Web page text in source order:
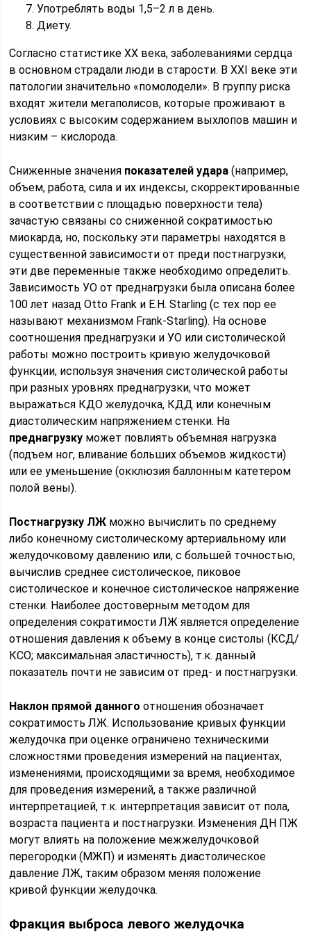
Употреблять воды 1,5–2 л в день.
Диету.
Согласно статистике ХХ века, заболеваниями сердца
в основном страдали люди в старости. В ХХI веке эти
патологии значительно «помолодели». В группу риска
входят жители мегаполисов, которые проживают в
условиях с высоким содержанием выхлопов машин и
низким – кислорода.
Сниженные значения показателей удара (например,
объем, работа, сила и их индексы, скорректированные
в соответствии с площадью поверхности тела)
зачастую связаны со сниженной сократимостью
миокарда, но, поскольку эти параметры находятся в
существенной зависимости от преди постнагрузки,
эти две переменные также необходимо определить.
Зависимость УО от преднагрузки была описана более
100 лет назад Otto Frank и Е.Н. Starling (с тех пор ее
называют механизмом Frank-Starling). На основе
соотношения преднагрузки и УО или систолической
работы можно построить кривую желудочковой
функции, используя значения систолической работы
при разных уровнях преднагрузки, что может
выражаться КДО желудочка, КДД или конечным
диастолическим напряжением стенки. На
преднагрузку может повлиять объемная нагрузка
(подъем ног, вливание больших объемов жидкости)
или ее уменьшение (окклюзия баллонным катетером
полой вены).
Постнагрузку ЛЖ можно вычислить по среднему
либо конечному систолическому артериальному или
желудочковому давлению или, с большей точностью,
вычислив среднее систолическое, пиковое
систолическое и конечное систолическое напряжение
стенки. Наиболее достоверным методом для
определения сократимости ЛЖ является определение
отношения давления к объему в конце систолы (КСД/
КСО; максимальная эластичность), т.к. данный
показатель почти не зависим от пред- и постнагрузки.
Наклон прямой данного отношения обозначает
сократимость ЛЖ. Использование кривых функции
желудочка при оценке ограничено техническими
сложностями проведения измерений на пациентах,
изменениями, происходящими за время, необходимое
для проведения измерений, а также различной
интерпретацией, т.к. интерпретация зависит от пола,
возраста пациента и постнагрузки. Изменения ДН ПЖ
могут влиять на положение межжелудочковой
перегородки (МЖП) и изменять диастолическое
давление ЛЖ, таким образом меняя положение
кривой функции желудочка.
Фракция выброса левого желудочка